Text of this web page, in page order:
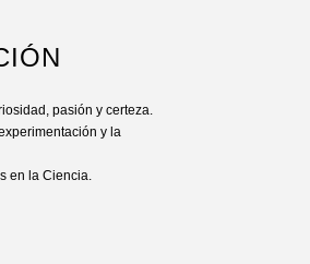
pasión y certeza.
y la
en la Ciencia.